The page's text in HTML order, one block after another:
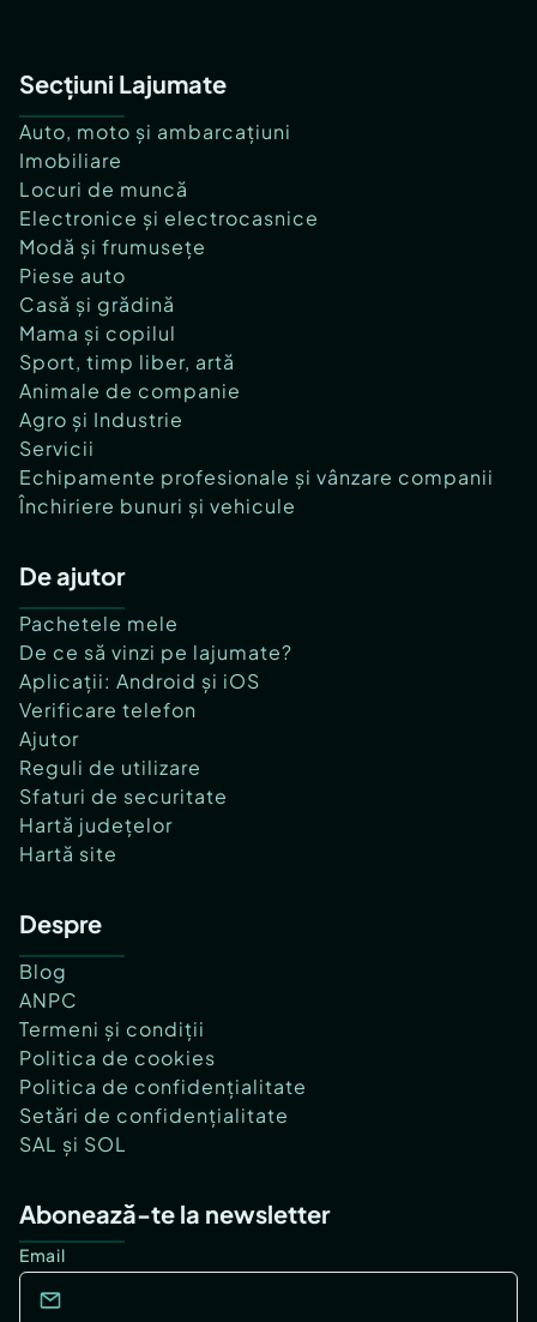
Secțiuni Lajumate
Auto, moto și ambarcațiuni
Imobiliare
Locuri de muncă
Electronice și electrocasnice
Modă și frumusețe
Piese auto
Casă și grădină
Mama și copilul
Sport, timp liber, artă
Animale de companie
Agro și Industrie
Servicii
Echipamente profesionale și vânzare companii
Închiriere bunuri și vehicule
De ajutor
Pachetele mele
De ce să vinzi pe lajumate?
Aplicații: Android și iOS
Verificare telefon
Ajutor
Reguli de utilizare
Sfaturi de securitate
Hartă județelor
Hartă site
Despre
Blog
ANPC
Termeni și condiții
Politica de cookies
Politica de confidențialitate
Setări de confidențialitate
SAL și SOL
Abonează-te la newsletter
Email